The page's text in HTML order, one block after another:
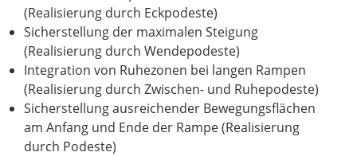
(Realisierung durch Eckpodeste)
Sicherstellung der maximalen Steigung
(Realisierung durch Wendepodeste)
Integration von Ruhezonen bei langen Rampen
(Realisierung durch Zwischen- und Ruhepodeste)
Sicherstellung ausreichender Bewegungsflächen
am Anfang und Ende der Rampe (Realisierung
durch Podeste)